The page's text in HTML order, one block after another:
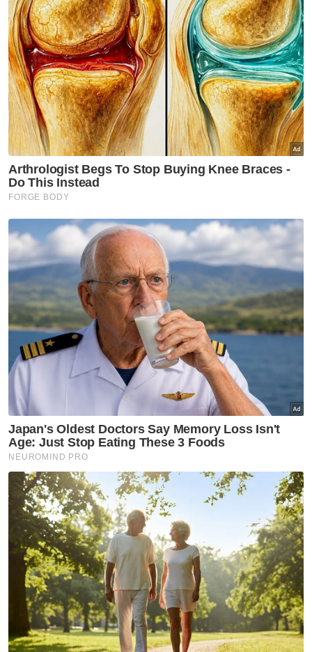
kedua dalam tempoh dua tahun.
Sebanyak 27,000 kes dan lebih 1,100
kematian dilaporkan berlaku sejak Januari
2023, sebahagian besarnya menjejas kanak-
kanak.
Julai lalu, lebih 100 kes varian baharu
dilaporkan di empat negara jiran Republik
Demokratik Congo yang tidak pernah
melaporkan cacar monyet sebelum ini iaitu
Burundi, Kenya, Rwanda dan Uganda.
Berita Telus & Tulus menerusi E-Mel setiap
hari!
Sehingga kini, semua jangkitan yang dikesan